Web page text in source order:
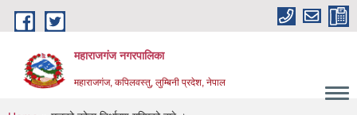
Skip to main content
महाराजगंज नगरपालिका
महाराजगंज, कपिलवस्तु, लुम्बिनी प्रदेश, नेपाल